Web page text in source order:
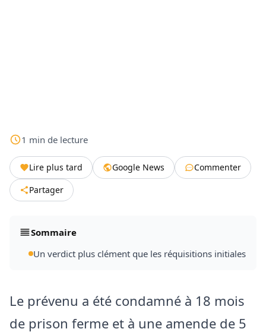
1 min de lecture
Lire plus tard Google News
Commenter
Partager
Sommaire
Un verdict plus clément que les réquisitions initiales
Le prévenu a été condamné à 18 mois
de prison ferme et à une amende de 5